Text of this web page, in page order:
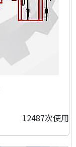
12487次使用